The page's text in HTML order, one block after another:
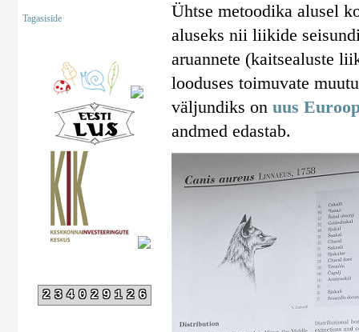
Tagasiside
234029126
Ühtse metoodika alusel
aluseks nii liikide
aruannete (kaitsealuste
looduses toimuvate
väljundiks on uus
andmed edastab.